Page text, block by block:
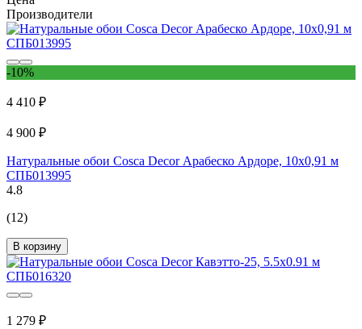
Производители
-10%
4 410 ₽
4 900 ₽
Натуральные обои Cosca Decor Арабеско Ардоре, 10x0,91 м
СПБ013995
4.8
(12)
В корзину
1 279 ₽